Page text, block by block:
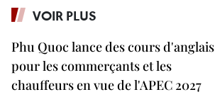
VOIR PLUS
Phu Quoc lance des cours d'anglais
pour les commerçants et les
chauffeurs en vue de l'APEC 2027